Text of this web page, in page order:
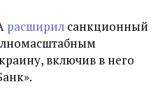
расширил санкционный
включив в него